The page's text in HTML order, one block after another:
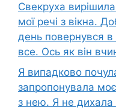
Свекруха
мої речі з вікна.
день повернувся в
все. Ось як він
Я випадково
запропонувала
з нею. Я не дихала